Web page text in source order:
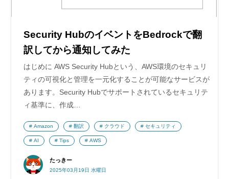
Security HubのイベントをBedrockで翻
訳してから通知してみた
はじめに AWS Security Hubという、AWS環境のセキュリ
ティの可視化と管理を一元化することが可能なサービスが
あります。Security Hubでサポートされているセキュリテ
ィ基準に、作成…
たっきー
2025年03月19日 水曜日
Amazon 翻訳 クラウド セキュリティ
AI Tips AWS